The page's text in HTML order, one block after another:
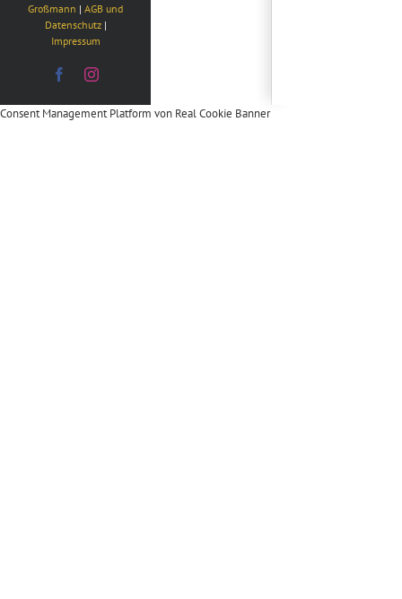
Großmann | AGB und
Datenschutz|
Impressum
FacebookInstagram
Consent Management Platform von Real Cookie Banner